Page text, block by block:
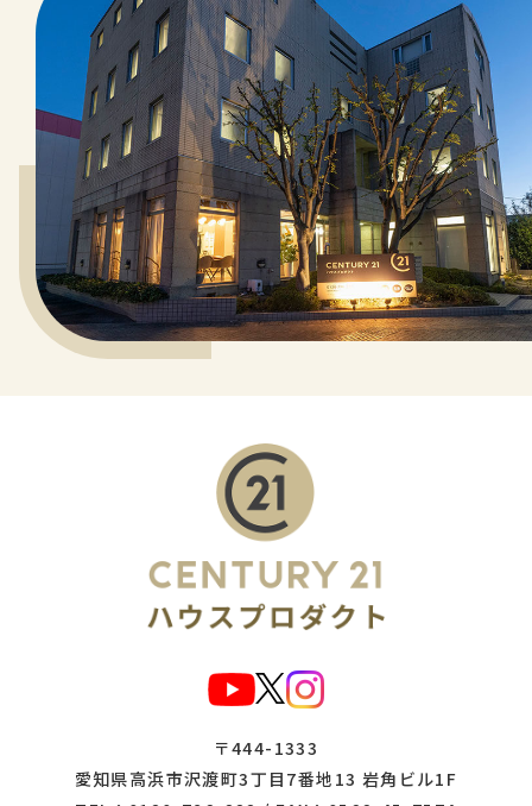
〒444-1333
愛知県高浜市沢渡町3丁目7番地13 岩角ビル1F